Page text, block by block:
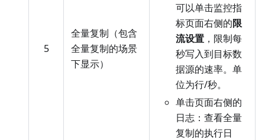
5
全量复制（包含
全量复制的场景
下显示）
可以单击监控指
标页面右侧的限
流设置 ，限制每
秒写入到目标数
据源的速率。单
位为行/秒。
单击页面右侧的
日志：查看全量
复制的执行日